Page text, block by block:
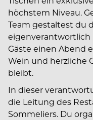
höchstem Niveau.
Team gestaltest du
eigenverantwortlich
Gäste einen Abend
Wein und herzliche
bleibt.
In dieser
die Leitung des
Sommeliers. Du